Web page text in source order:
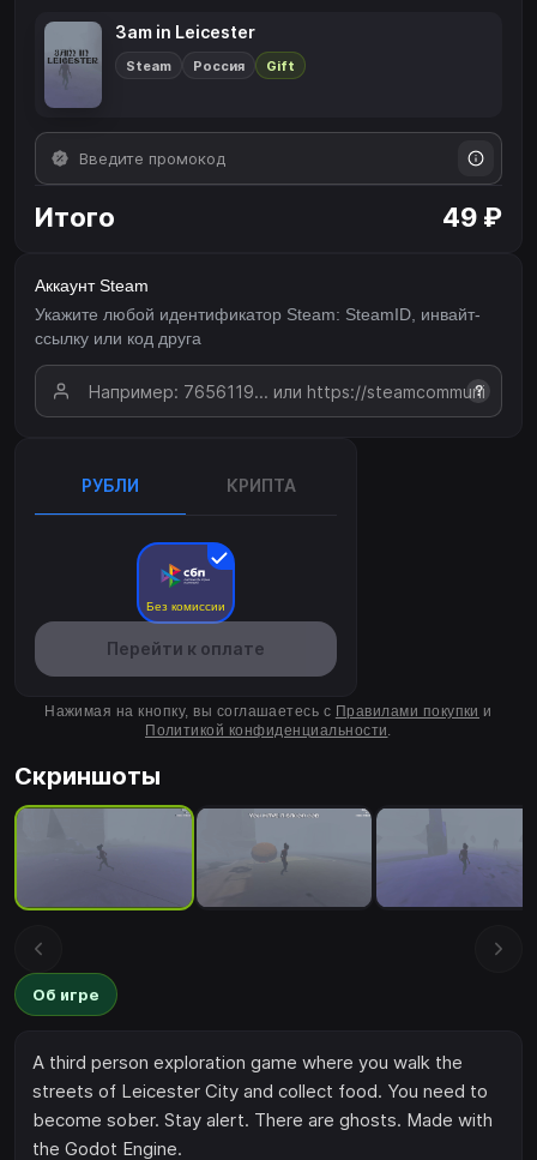
3am in Leicester
Steam Россия Gift
Итого 49 ₽
Аккаунт Steam
Укажите любой идентификатор Steam: SteamID, инвайт-
ссылку или код друга
?
РУБЛИ КРИПТА
Без комиссии
Перейти к оплате
Нажимая на кнопку, вы соглашаетесь с Правилами покупки и
Политикой конфиденциальности.
Скриншоты
Об игре
A third person exploration game where you walk the
streets of Leicester City and collect food. You need to
become sober. Stay alert. There are ghosts. Made with
the Godot Engine.